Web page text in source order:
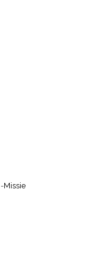
-Missie